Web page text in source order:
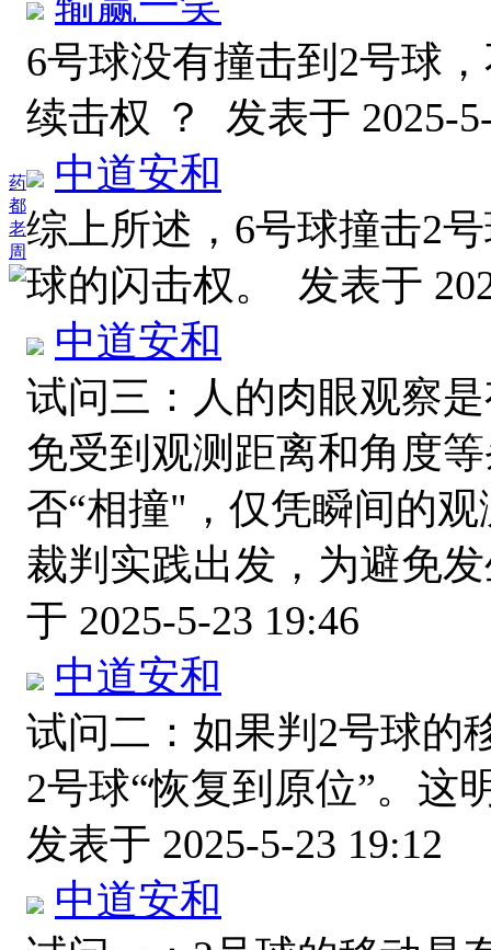
药
都
老
周
6号球没有撞击到2号球
续击权 ？ 发表于 2025-
中道安和
综上所述，6号球撞击2
球的闪击权。 发表于
中道安和
试问三：人的肉眼观察
免受到观测距离和角度
否“相撞"，仅凭瞬间的
裁判实践出发，为避免
于 2025-5-23 19:46
中道安和
试问二：如果判2号球的
2号球“恢复到原位”。这
发表于 2025-5-23 19:12
中道安和